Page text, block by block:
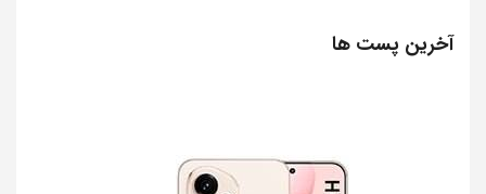
آخرین پست ها